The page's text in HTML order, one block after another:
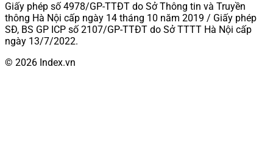
Giấy phép số 4978/GP-TTĐT do Sở Thông tin và Truyền
thông Hà Nội cấp ngày 14 tháng 10 năm 2019 / Giấy phép
SĐ, BS GP ICP số 2107/GP-TTĐT do Sở TTTT Hà Nội cấp
ngày 13/7/2022.
© 2026 Index.vn